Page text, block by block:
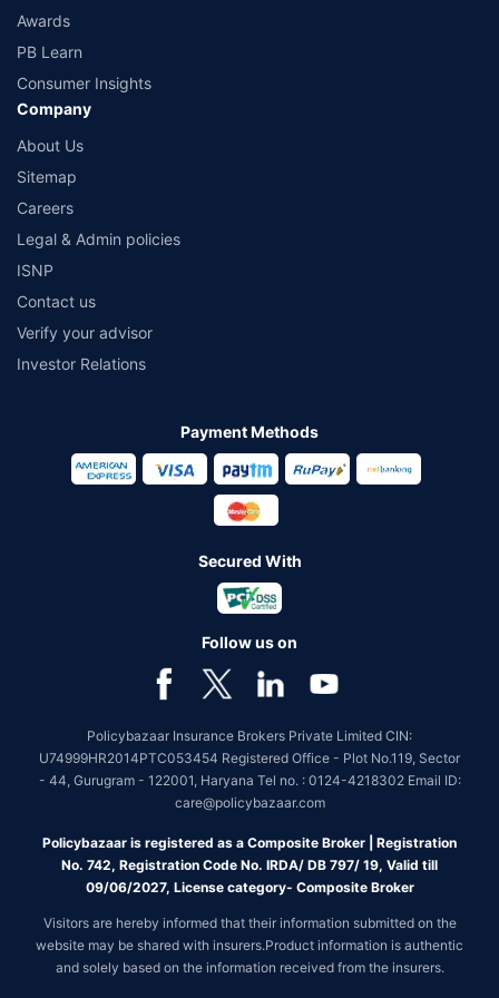
Awards
PB Learn
Consumer Insights
Company
About Us
Sitemap
Careers
Legal & Admin policies
ISNP
Contact us
Verify your advisor
Investor Relations
Payment Methods
Secured With
Follow us on
Policybazaar Insurance Brokers Private Limited CIN:
U74999HR2014PTC053454 Registered Office - Plot No.119, Sector
- 44, Gurugram - 122001, Haryana Tel no. : 0124-4218302 Email ID:
care@policybazaar.com
Policybazaar is registered as a Composite Broker | Registration
No. 742, Registration Code No. IRDA/ DB 797/ 19, Valid till
09/06/2027, License category- Composite Broker
Visitors are hereby informed that their information submitted on the
website may be shared with insurers.Product information is authentic
and solely based on the information received from the insurers.